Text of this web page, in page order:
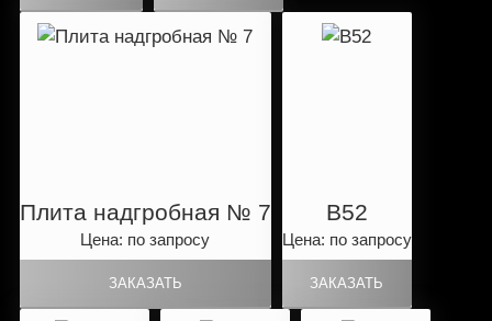
Плита надгробная № 7
Цена: по запросу
B52
Цена: по запросу